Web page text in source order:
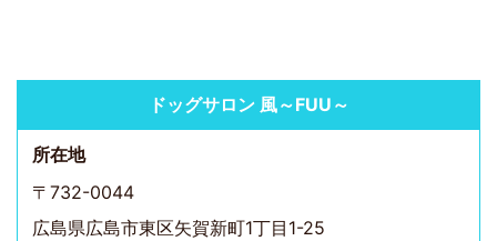
ドッグサロン 風～FUU～
所在地
〒732-0044
広島県広島市東区矢賀新町1丁目1-25